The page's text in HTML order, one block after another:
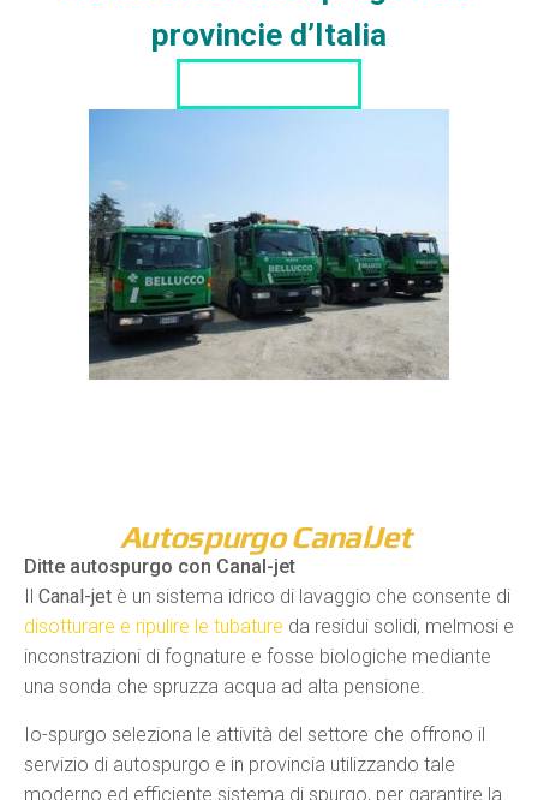
provincie d’Italia
Autospurgo CanalJet
Ditte autospurgo con Canal-jet
Il Canal-jet è un sistema idrico di lavaggio che consente di
disotturare e ripulire le tubature da residui solidi, melmosi e
inconstrazioni di fognature e fosse biologiche mediante
una sonda che spruzza acqua ad alta pensione.
Io-spurgo seleziona le attività del settore che offrono il
servizio di autospurgo e in provincia utilizzando tale
moderno ed efficiente sistema di spurgo, per garantire la